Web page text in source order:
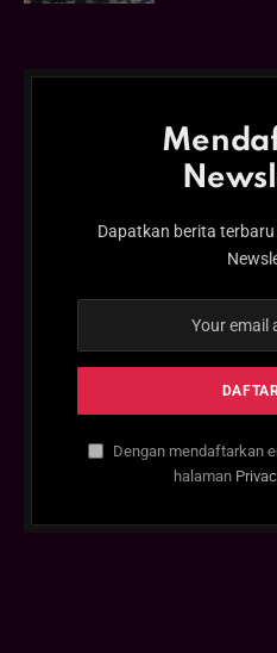
Dapatkan berita
Dengan mendaftarkan
halaman